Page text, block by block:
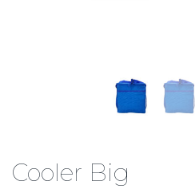
Cooler Big